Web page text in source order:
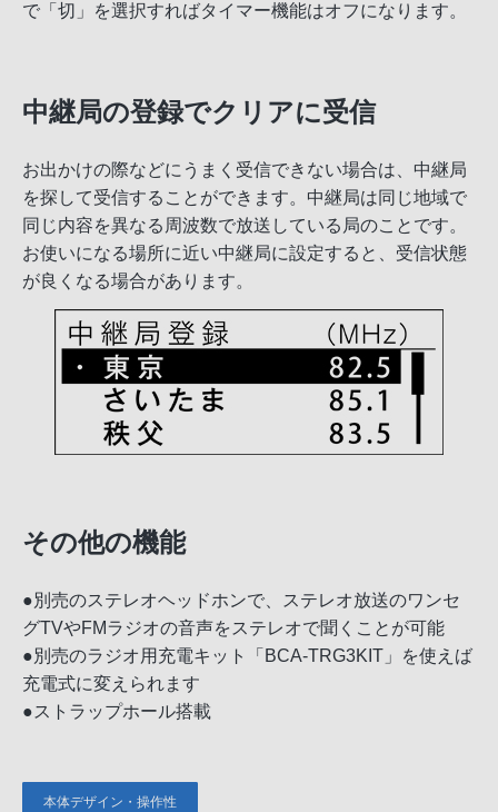
で「切」を選択すればタイマー機能はオフになります。
中継局の登録でクリアに受信
お出かけの際などにうまく受信できない場合は、中継局
を探して受信することができます。中継局は同じ地域で
同じ内容を異なる周波数で放送している局のことです。
お使いになる場所に近い中継局に設定すると、受信状態
が良くなる場合があります。
その他の機能
●別売のステレオヘッドホンで、ステレオ放送のワンセ
グTVやFMラジオの音声をステレオで聞くことが可能
●別売のラジオ用充電キット「BCA-TRG3KIT」を使えば
充電式に変えられます
●ストラップホール搭載
本体デザイン・操作性